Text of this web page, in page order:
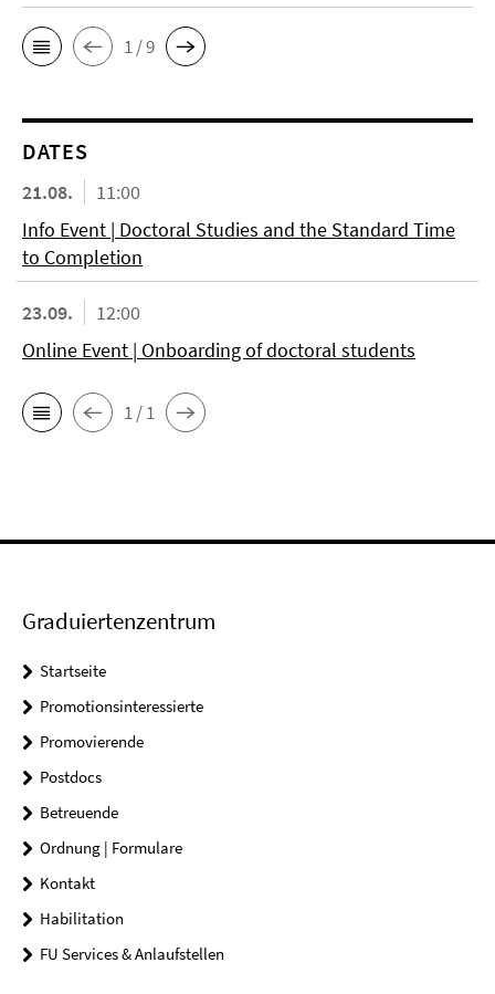
1 / 9
DATES
21.08.
11:00
Info Event | Doctoral Studies and the Standard Time
to Completion
23.09.
12:00
Online Event | Onboarding of doctoral students
1 / 1
Graduiertenzentrum
Startseite
Promotionsinteressierte
Promovierende
Postdocs
Betreuende
Ordnung | Formulare
Kontakt
Habilitation
FU Services & Anlaufstellen